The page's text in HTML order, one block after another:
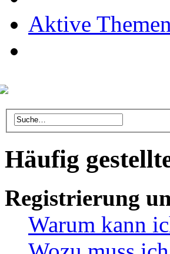
Aktive Themen
Häufig
Registrierung
Warum kann